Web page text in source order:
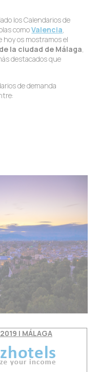
los Calendarios de
comoValencia,
hoy os mostramos el
la ciudad de Málaga,
destacados que
de demanda
| MÁLAGA